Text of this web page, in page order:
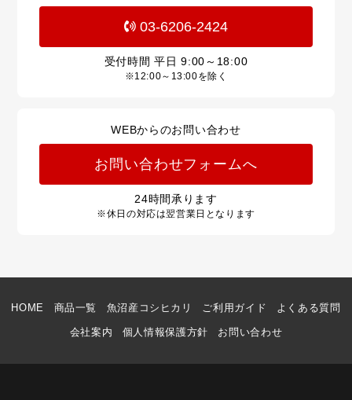
03-6206-2424
受付時間 平日9:00～18:00
※12:00～13:00を除く
WEBからのお問い合わせ
お問い合わせフォームへ
24時間承ります
※休日の対応は翌営業日となります
HOME 商品一覧 魚沼産コシヒカリ ご利用ガイド よくある質問
会社案内 個人情報保護方針 お問い合わせ